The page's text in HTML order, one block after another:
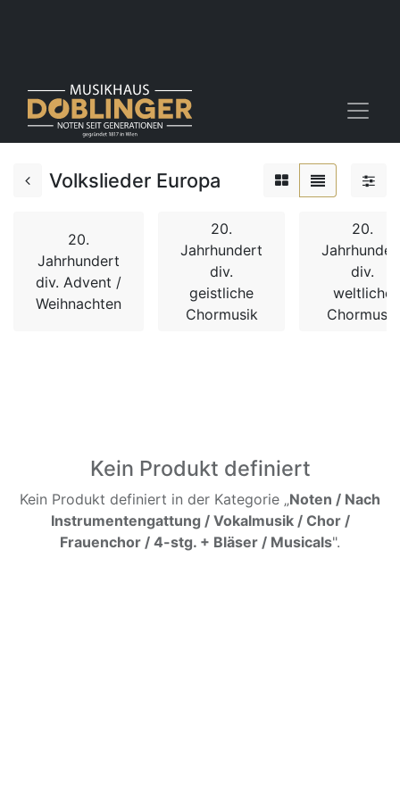
Volkslieder Europa
20.
Jahrhundert
div. Advent /
Weihnachten
20.
Jahrhundert
div.
geistliche
Chormusik
20.
div.
weltliche
Chormusik
Kein Produkt definiert
Kein Produkt definiert in der Kategorie „Noten / Nach
Instrumentengattung / Vokalmusik / Chor /
Frauenchor / 4-stg. + Bläser / Musicals".